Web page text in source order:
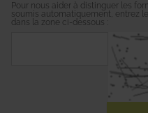
Pour nous aider à distinguer les
soumis automatiquement, entrez
dans la zone ci-dessous :